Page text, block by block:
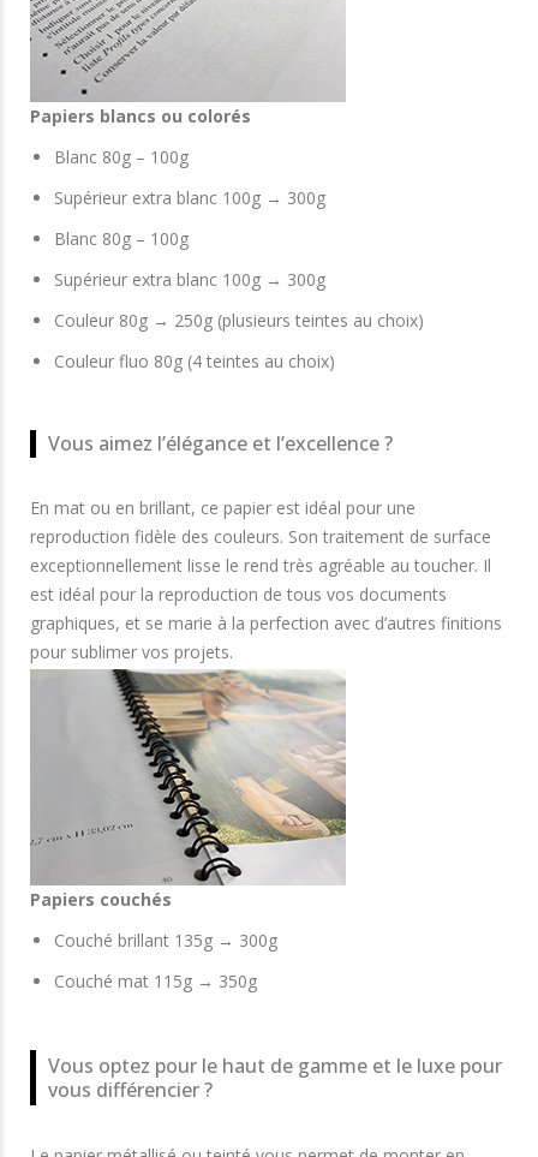
Papiers blancs ou colorés
Blanc 80g – 100g
Supérieur extra blanc 100g → 300g
Blanc 80g – 100g
Supérieur extra blanc 100g → 300g
Couleur 80g → 250g (plusieurs teintes au choix)
Couleur fluo 80g (4 teintes au choix)
Vous aimez l’élégance et l’excellence ?
En mat ou en brillant, ce papier est idéal pour une
reproduction fidèle des couleurs. Son traitement de surface
exceptionnellement lisse le rend très agréable au toucher. Il
est idéal pour la reproduction de tous vos documents
graphiques, et se marie à la perfection avec d’autres finitions
pour sublimer vos projets.
Papiers couchés
Couché brillant 135g → 300g
Couché mat 115g → 350g
Vous optez pour le haut de gamme et le luxe pour
vous différencier ?